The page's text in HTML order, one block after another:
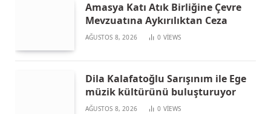
Amasya Katı Atık Birliğine Çevre
Mevzuatına Aykırılıktan Ceza
AĞUSTOS 8, 2026 0 VIEWS
Dila Kalafatoğlu Sarışınım ile Ege
müzik kültürünü buluşturuyor
AĞUSTOS 8, 2026 0 VIEWS